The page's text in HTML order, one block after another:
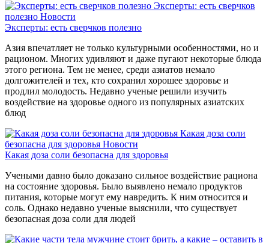
Эксперты: есть сверчков
полезно Новости
Эксперты: есть сверчков полезно
Азия впечатляет не только культурными особенностями, но и
рационом. Многих удивляют и даже пугают некоторые блюда
этого региона. Тем не менее, среди азиатов немало
долгожителей и тех, кто сохранил хорошее здоровье и
продлил молодость. Недавно ученые решили изучить
воздействие на здоровье одного из популярных азиатских
блюд
Какая доза соли
безопасна для здоровья Новости
Какая доза соли безопасна для здоровья
Учеными давно было доказано сильное воздействие рациона
на состояние здоровья. Было выявлено немало продуктов
питания, которые могут ему навредить. К ним относится и
соль. Однако недавно ученые выяснили, что существует
безопасная доза соли для людей